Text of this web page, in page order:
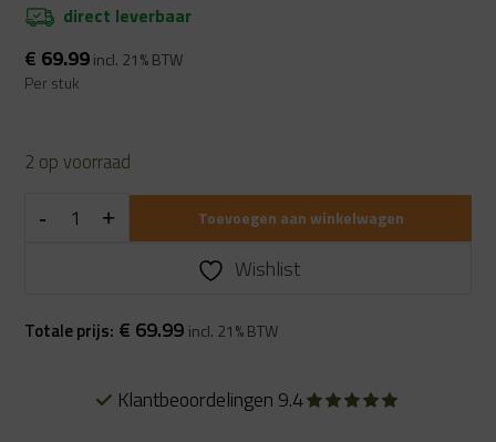
direct leverbaar
€ 69.99incl. 21% BTW
Per stuk
2 op voorraad
Toevoegen aan winkelwagen
Wishlist
Totale prijs: € 69.99 incl. 21% BTW
Alles uit eigen voorraad